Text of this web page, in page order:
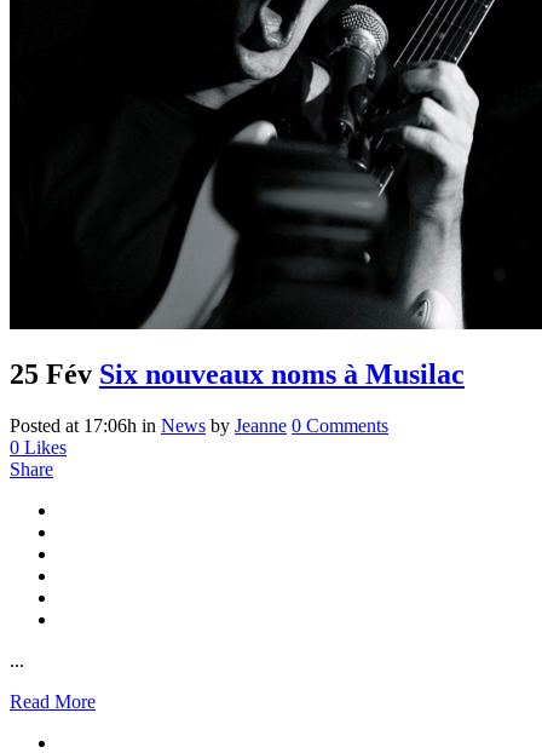
25 Fév Six nouveaux noms à Musilac
Posted at 17:06h in News by Jeanne 0 Comments
0 Likes
Share
...
Read More